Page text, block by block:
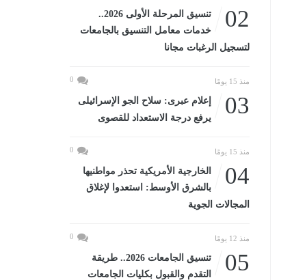
02
تنسيق المرحلة الأولى 2026..
خدمات معامل التنسيق بالجامعات
لتسجيل الرغبات مجانا
منذ 15 يومًا 0
03
إعلام عبرى: سلاح الجو الإسرائيلى
يرفع درجة الاستعداد للقصوى
منذ 15 يومًا 0
04
الخارجية الأمريكية تحذر مواطنيها
بالشرق الأوسط: استعدوا لإغلاق
المجالات الجوية
منذ 12 يومًا 0
05
تنسيق الجامعات 2026.. طريقة
التقدم والقبول بكليات الجامعات